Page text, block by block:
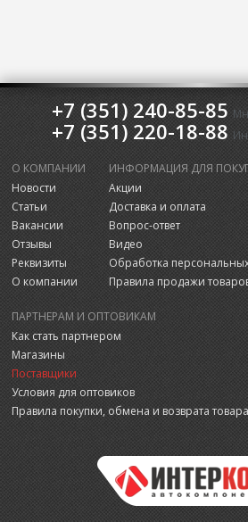
+7 (351) 240-85-85
+7 (351) 220-18-88
О КОМПАНИИ
Новости
Статьи
Вакансии
Отзывы
Реквизиты
О компании
ИНФОРМАЦИЯ ДЛЯ
Акции
Доставка и оплата
Вопрос-ответ
Видео
Обработка
Правила продажи
ПАРТНЕРАМ И ОПТОВИКАМ
Как стать партнером
Магазины
Поставщики
Условия для оптовиков
Правила покупки, обмена и возврата